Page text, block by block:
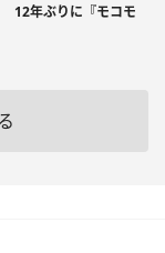
12年ぶりに『モコモ